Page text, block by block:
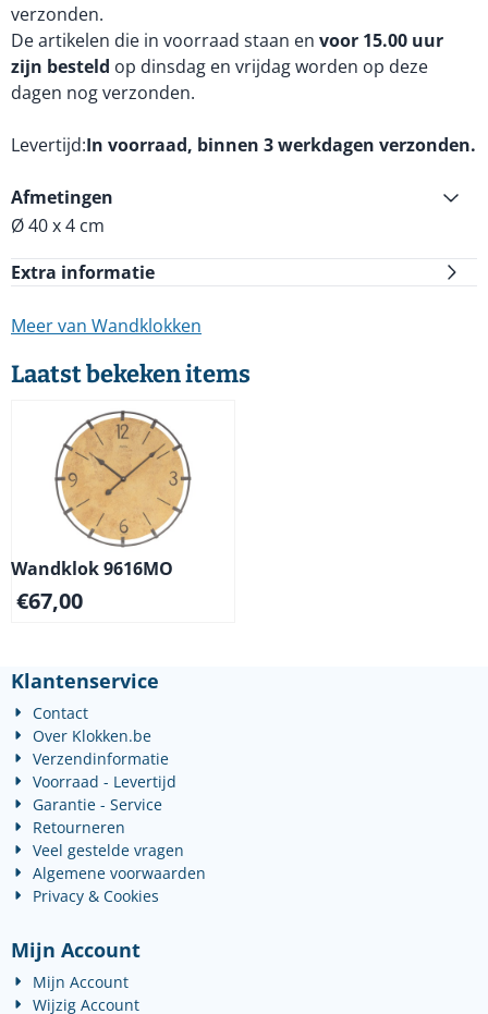
verzonden.
De artikelen die in voorraad staan en voor 15.00 uur
zijn besteld op dinsdag en vrijdag worden op deze
dagen nog verzonden.
Levertijd In voorraad, binnen 3 werkdagen verzonden.
Afmetingen
Ø 40 x 4 cm
Extra informatie
Meer van Wandklokken
Laatst bekeken items
Wandklok 9616MO
€67,00
Klantenservice
Contact
Over Klokken.be
Verzendinformatie
Voorraad - Levertijd
Garantie - Service
Retourneren
Veel gestelde vragen
Algemene voorwaarden
Privacy & Cookies
Mijn Account
Mijn Account
Wijzig Account